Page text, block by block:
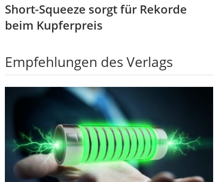
Short-Squeeze sorgt für Rekorde
beim Kupferpreis
Empfehlungen des Verlags